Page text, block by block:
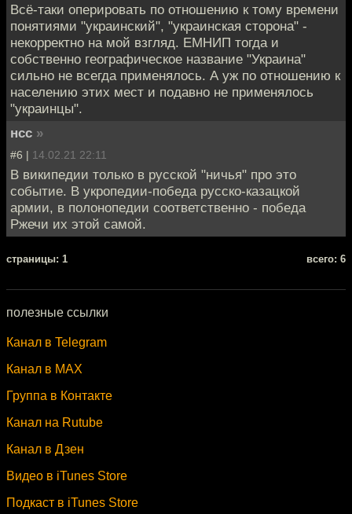
Всё-таки оперировать по отношению к тому времени
понятиями "украинский", "украинская сторона" -
некорректно на мой взгляд. ЕМНИП тогда и
собственно географическое название "Украина"
сильно не всегда применялось. А уж по отношению к
населению этих мест и подавно не применялось
"украинцы".
нсс »
#6 | 14.02.21 22:11
В википедии только в русской "ничья" про это
событие. В укропедии-победа русско-казацкой
армии, в полонопедии соответственно - победа
Ржечи их этой самой.
cтраницы: 1 всего: 6
полезные ссылки
Канал в Telegram
Канал в MAX
Группа в Контакте
Канал на Rutube
Канал в Дзен
Видео в iTunes Store
Подкаст в iTunes Store